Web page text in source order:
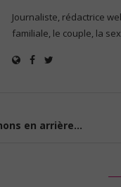
Journaliste, rédactrice
familiale, le couple, la
en arrière…